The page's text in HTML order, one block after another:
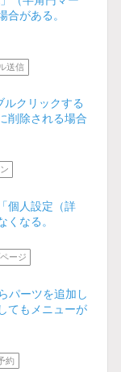
合がある。
送信
ルクリックする
削除される場合
個人設定（詳
くなる。
ージ
パーツを追加し
てもメニューが
約